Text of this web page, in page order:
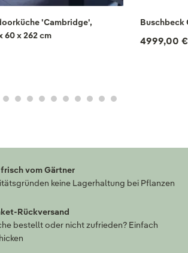
'Cambridge',
60 x 262 cm
4999,00 €
vom Gärtner
keine Lagerhaltung bei Pflanzen
Rückversand
bestellt oder nicht zufrieden? Einfach